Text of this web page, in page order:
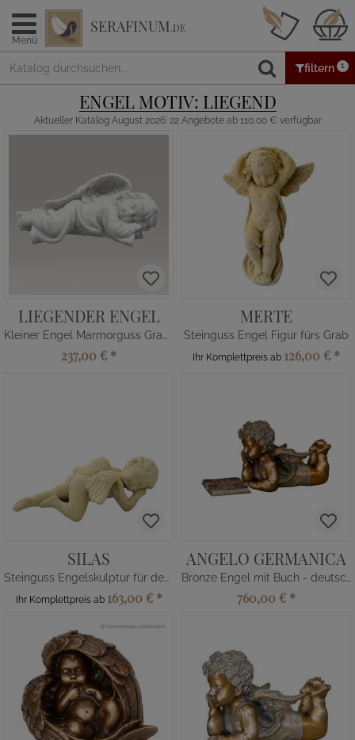
Menü
SERAFINUM.DE
filtern 1
ENGEL MOTIV: LIEGEND
Aktueller Katalog August 2026: 22 Angebote ab 110,00 € verfügbar
LIEGENDER ENGEL
Kleiner Engel Marmorguss Grabskulptur
237,00 € *
MERTE
Steinguss Engel Figur fürs Grab
Ihr Komplettpreis ab 126,00 € *
SILAS
Steinguss Engelskulptur für den Friedhof
Ihr Komplettpreis ab 163,00 € *
ANGELO GERMANICA
Bronze Engel mit Buch - deutsch
760,00 € *